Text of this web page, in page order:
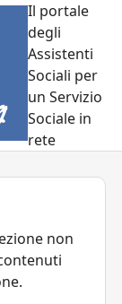
Il portale
degli
Assistenti
Sociali per
un Servizio
Sociale in
rete
non